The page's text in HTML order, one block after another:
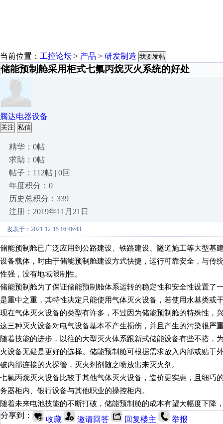
当前位置： 工控论坛 > 产品 > 研发制造 我要发帖
储能预制舱采用柜式七氟丙烷灭火系统的好处
腾达电器设备
关注 私信
精华：0帖
求助：0帖
帖子：112帖 | 0回
年度积分：0
历史总积分：339
注册：2019年11月21日
发表于：2021-12-15 16:46:43
储能预制舱已广泛应用到公路建设、铁路建设、隧道施工等大型
设备载体，时由于储能预制舱建设方式快捷，运行可靠安全，与
性强，没有地域限制性。
储能预制舱为了保证储能预制舱体系运转的稳定性和安全性设置
是重中之重，其特性决定只能使用气体灭火设备，若使用水基类或
现在气体灭火设备的类型有许多，不过因为储能预制舱的特殊性，
这三种灭火设备对电气设备基本不产生损伤，并且产生的污染很严
随着技能的进步，以往的大型灭火体系跟新式储能设备有些不搭
火设备无疑是更好的选择。储能预制舱可根据需求放入内部或贴
破内部连接的火探管，灭火剂剂随之喷放出来灭火剂。
七氟丙烷灭火设备比较于其他气体灭火设备，造价更实惠，且细巧
务器柜内、银行设备与其他职业的操控柜内。
随着未来电池技能的不断打破，储能预制舱的成本有望大幅度下降
分享到： 收藏 邀请回答 回复楼主 举报